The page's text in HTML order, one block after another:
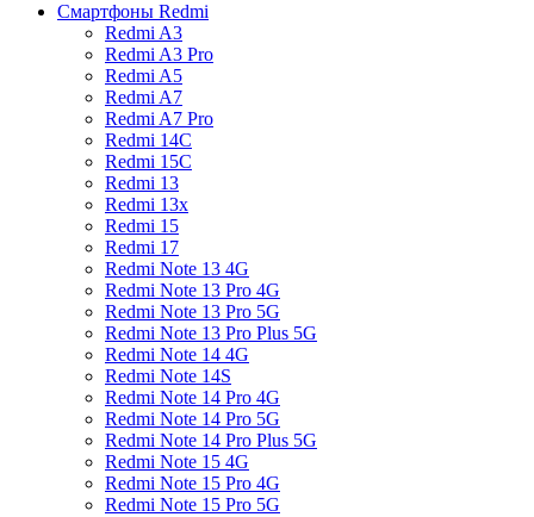
Смартфоны Redmi
Redmi A3
Redmi A3 Pro
Redmi A5
Redmi A7
Redmi A7 Pro
Redmi 14C
Redmi 15C
Redmi 13
Redmi 13x
Redmi 15
Redmi 17
Redmi Note 13 4G
Redmi Note 13 Pro 4G
Redmi Note 13 Pro 5G
Redmi Note 13 Pro Plus 5G
Redmi Note 14 4G
Redmi Note 14S
Redmi Note 14 Pro 4G
Redmi Note 14 Pro 5G
Redmi Note 14 Pro Plus 5G
Redmi Note 15 4G
Redmi Note 15 Pro 4G
Redmi Note 15 Pro 5G